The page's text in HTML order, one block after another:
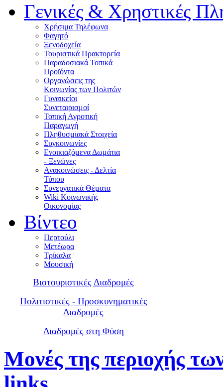
Γενικές & Χρηστικές
Χρήσιμα Τηλέφωνα
Φαγητό
Ξενοδοχεία
Τουριστικά Πρακτορεία
Παραδοσιακά Τοπικά
Προϊόντα
Οργανώσεις της
Κοινωνίας των Πολιτών
Γυναικείοι
Συνεταιρισμοί
Τοπική Αγροτική
Παραγωγή
Πληθυσμιακά Στοιχεία
Συγκοινωνίες
Ενοικιαζόμενα Δωμάτια
- Ξενώνες
Ανακοινώσεις - Δελτία
Τύπου
Συνεργατικά Θέματα
Wiki Κοινωνικής
Οικονομίας
Βίντεο
Περτούλι
Μετέωρα
Τρίκαλα
Μουσική
Βιοτουριστικές Διαδρομές
Πολιτιστικές - Προσκυνηματικές
Διαδρομές
Διαδρομές στη Φύση
Μονές της περιοχής